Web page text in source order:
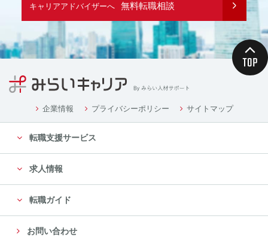
キャリアアドバイザーへ 無料転職相談
企業情報 プライバシーポリシー サイトマップ
転職支援サービス
求人情報
転職ガイド
お問い合わせ